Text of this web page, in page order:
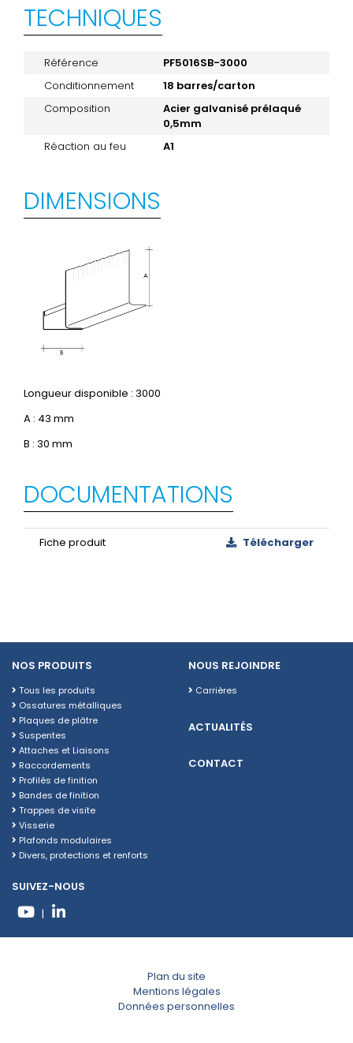
TECHNIQUES
Référence
PF5016SB-3000
Conditionnement
18 barres/carton
Composition
Acier galvanisé prélaqué
0,5mm
Réaction au feu
A1
DIMENSIONS
Longueur disponible : 3000
A : 43 mm
B : 30 mm
DOCUMENTATIONS
Fiche produit Télécharger
NOS PRODUITS
Tous les produits
Ossatures métalliques
Plaques de plâtre
Suspentes
Attaches et Liaisons
Raccordements
Profilés de finition
Bandes de finition
Trappes de visite
Visserie
Plafonds modulaires
Divers, protections et renforts
NOUS REJOINDRE
Carrières
ACTUALITÉS
CONTACT
SUIVEZ-NOUS
|
Plan du site
Mentions légales
Données personnelles